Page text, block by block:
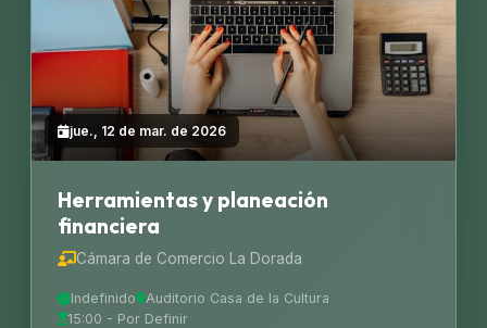
jue., 12 de mar. de 2026
Herramientas y planeación
financiera
Cámara de Comercio La Dorada
Indefinido
Auditorio Casa de la Cultura
15:00 - Por Definir